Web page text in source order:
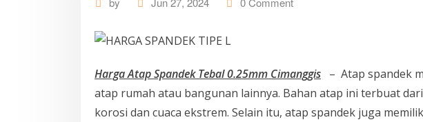
Harga Atap Spandek Tebal 0.25mm Cimanggis – Atap spandek
atap rumah atau bangunan lainnya. Bahan atap ini terbuat
korosi dan cuaca ekstrem. Selain itu, atap spandek juga